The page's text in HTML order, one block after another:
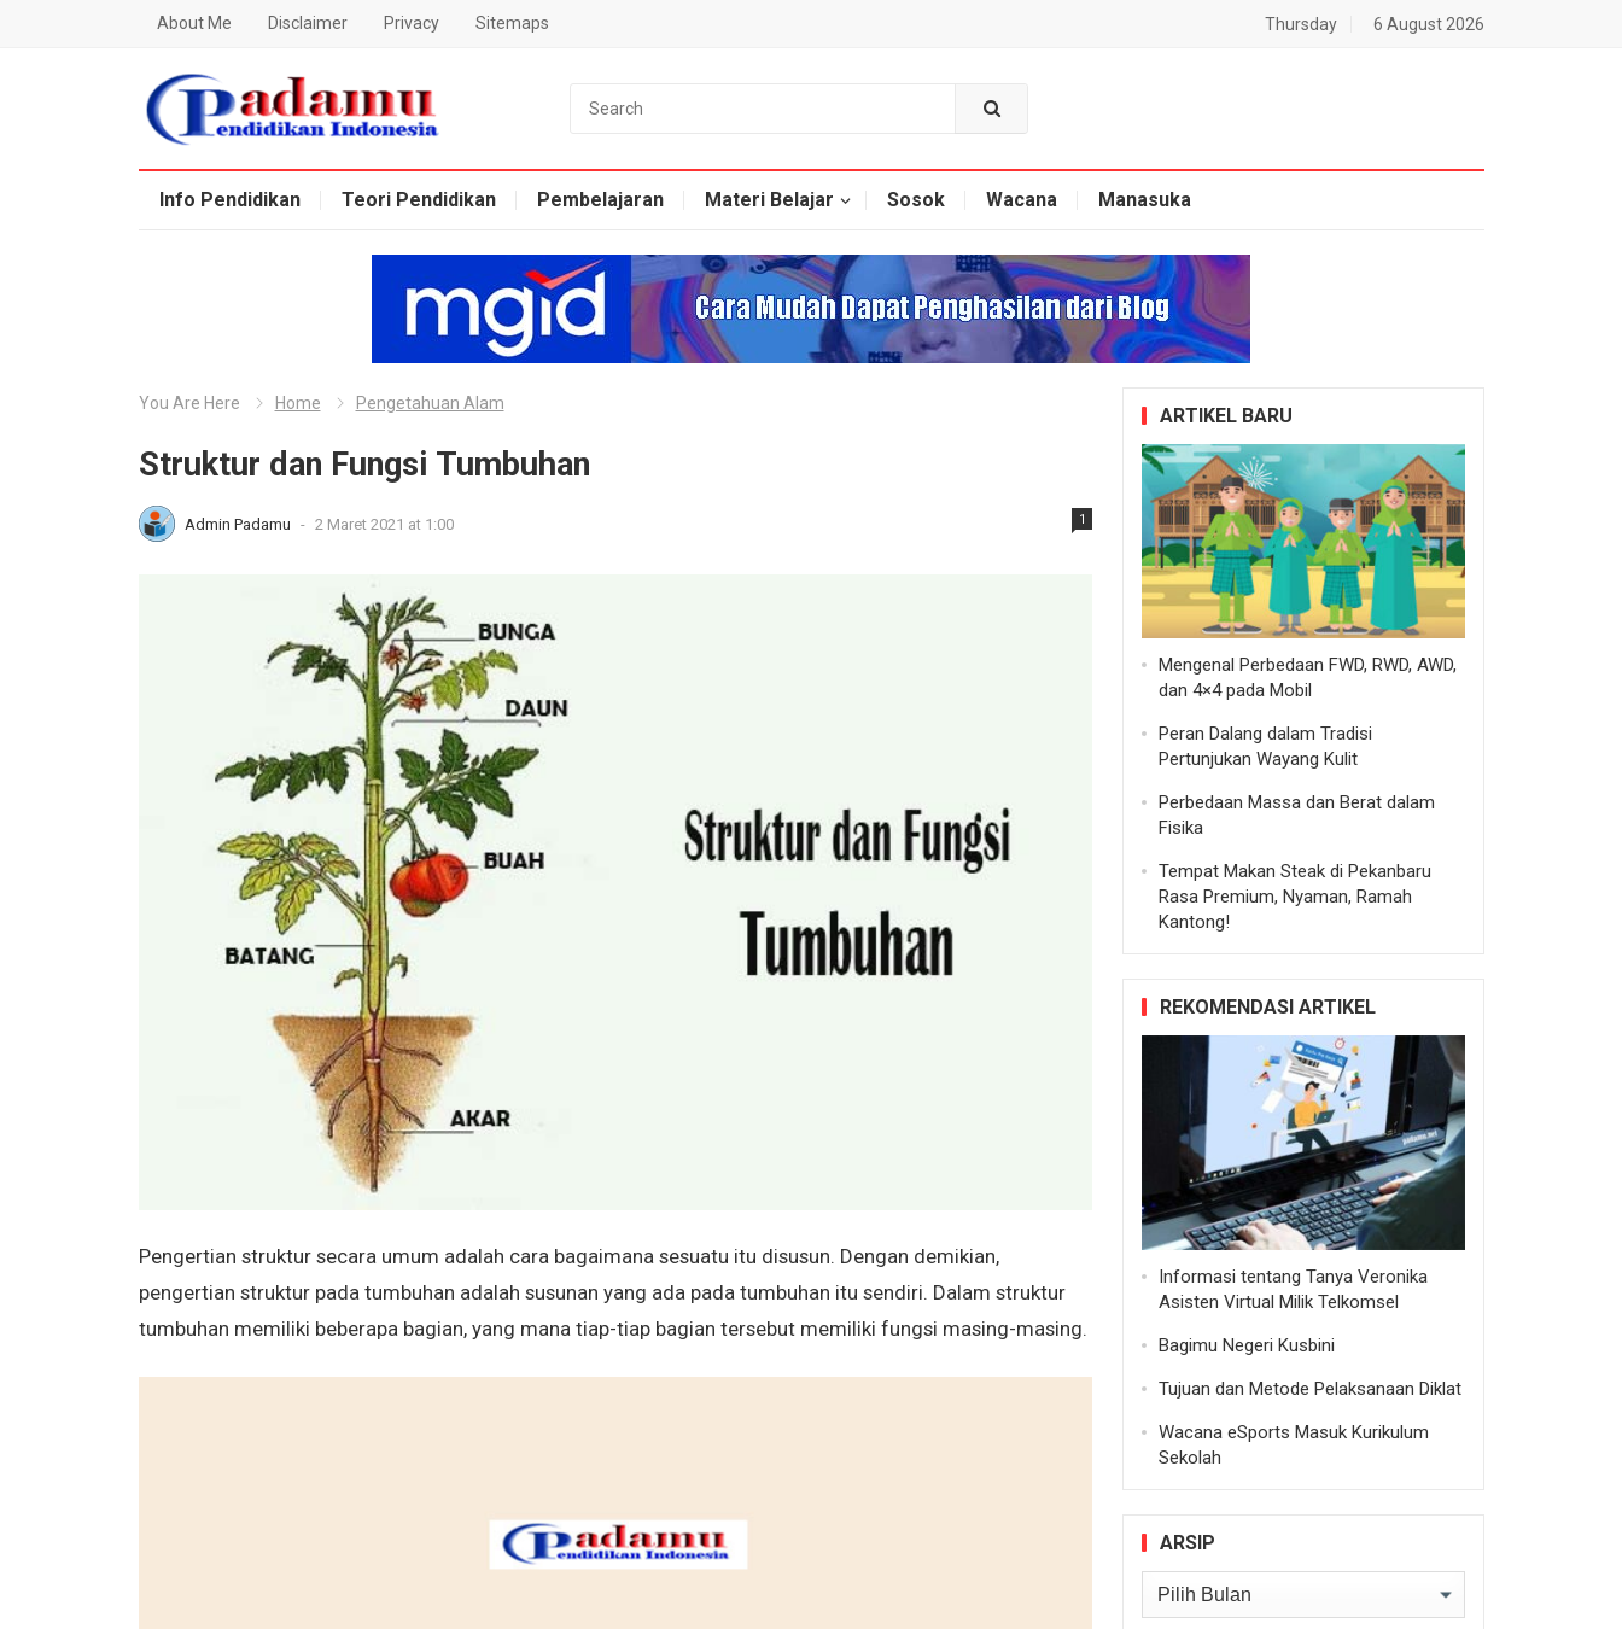
About Me Disclaimer Privacy Sitemaps Thursday 6 August 2026
Blog Padamu
Info Pendidikan
Teori Pendidikan Pembelajaran Materi Belajar Sosok Wacana Manasuka
You Are Here Home Pengetahuan Alam
Struktur dan Fungsi Tumbuhan
Admin Padamu - 2 Maret 2021 at 1:00 1
Pengertian struktur secara umum adalah cara bagaimana sesuatu itu disusun. Dengan demikian,
pengertian struktur pada tumbuhan adalah susunan yang ada pada tumbuhan itu sendiri. Dalam struktur
tumbuhan memiliki beberapa bagian, yang mana tiap-tiap bagian tersebut memiliki fungsi masing-masing.
ARTIKEL BARU
Mengenal Perbedaan FWD, RWD, AWD,
dan 4×4 pada Mobil
Peran Dalang dalam Tradisi
Pertunjukan Wayang Kulit
Perbedaan Massa dan Berat dalam
Fisika
Tempat Makan Steak di Pekanbaru
Rasa Premium, Nyaman, Ramah
Kantong!
REKOMENDASI ARTIKEL
Informasi tentang Tanya Veronika
Asisten Virtual Milik Telkomsel
Bagimu Negeri Kusbini
Tujuan dan Metode Pelaksanaan Diklat
Wacana eSports Masuk Kurikulum
Sekolah
ARSIP
Arsip